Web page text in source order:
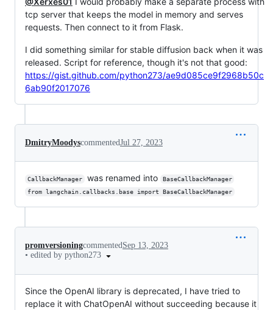
tcp server that keeps the model in memory and serves
requests. Then connect to it from Flask.
I did something similar for stable diffusion back when it was
released. Script for reference, though it's not that good:
https://gist.github.com/python273/ae9d085ce9f2968b50c
6ab90f2017076
DmitryMoodyscommentedJul 27, 2023
CallbackManager was renamed into
BaseCallbackManager
from langchain.callbacks.base import BaseCallbackManager
promversioningcommented Sep 13, 2023
• edited by python273
Since the OpenAI library is deprecated, I have tried to
replace it with ChatOpenAI without succeeding because it